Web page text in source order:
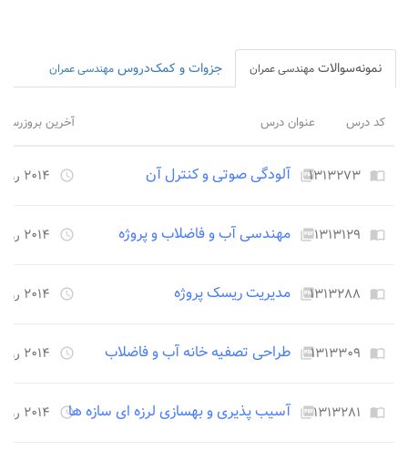
نمونه‌سوالات مهندسی عمران جزوات و کمک‌دروس مهندسی عمران
کد درس عنوان درس آخرین
import_contacts ۱۳۱۳۲۷۳picture_as_pdf آلودگی صوتی و کنترل آن access_time ۲۰۱۴ روز قبل
import_contacts ۱۳۱۳۱۲۹picture_as_pdf مهندسی آب و فاضلاب و پروژه access_time ۲۰۱۴ روز قبل
import_contacts ۱۳۱۳۲۸۸picture_as_pdf مدیریت ریسک پروژه access_time ۲۰۱۴ روز قبل
import_contacts ۱۳۱۳۳۰۹picture_as_pdf طراحی تصفیه خانه آب و فاضلاب access_time ۲۰۱۴ روز قبل
import_contacts ۱۳۱۳۲۸۱picture_as_pdf آسیب پذیری و بهسازی لرزه ای سازه هاaccess_time ۲۰۱۴ روز قبل